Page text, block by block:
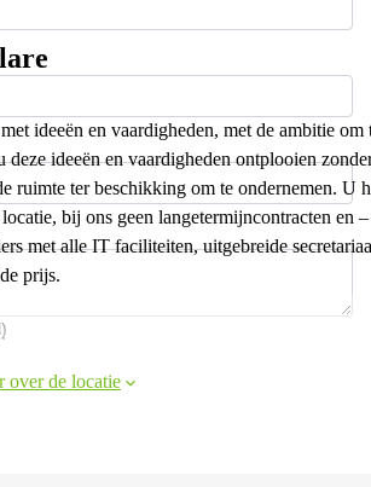
ideeën en vaardigheden, met de ambitie
deze ideeën en vaardigheden ontplooien
ruimte ter beschikking om te ondernemen. U
bij ons geen langetermijncontracten en
met alle IT faciliteiten, uitgebreide
prijs.
over de locatie